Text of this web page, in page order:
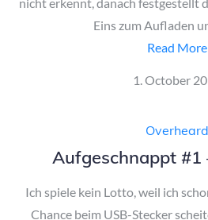
Eins zum Aufladen
Read More
Posted
1. October
Overheard
Aufgeschnappt #1
Ich spiele kein Lotto, weil ich
Chance beim USB-Stecker